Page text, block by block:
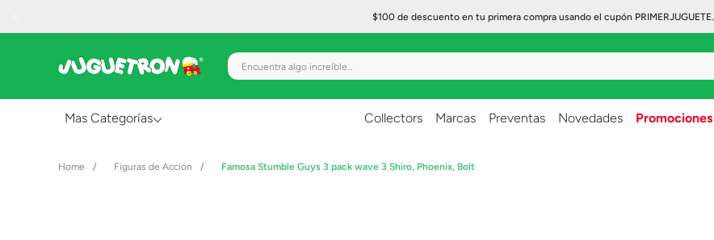
$100 de descuento en tu primera compra usando el cupón PRIMERJUGUETE.
Encuentra algo increíble...
Mas Categorías Collectors Marcas Preventas Novedades Promociones
Figuras de Acción Famosa Stumble Guys 3 pack wave 3 Shiro, Phoenix, Bolt